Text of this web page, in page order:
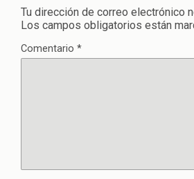
Tu dirección de correo electrónico
Los campos obligatorios están
Comentario *